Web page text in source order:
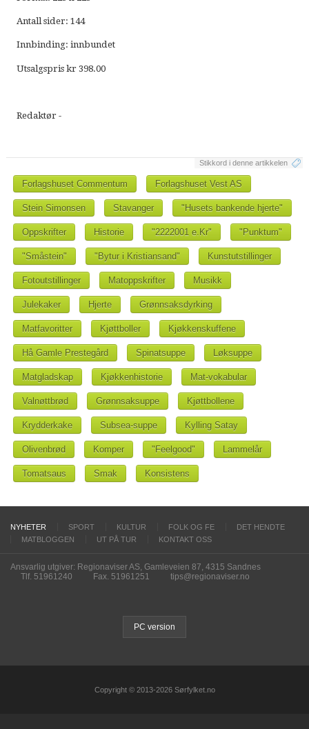
Antall sider: 144
Innbinding: innbundet
Utsalgspris kr 398.00
Redaktør -
Stikkord i denne artikkelen
Forlagshuset Commentum Forlagshuset Vest AS
Stein Simonsen Stavanger "Husets bankende hjerte"
Oppskrifter Historie "2222001 e.Kr" "Punktum"
"Småstein" "Bytur i Kristiansand" Kunstutstillinger
Fotoutstillinger Matoppskrifter Musikk
Julekaker Hjerte Grønnsaksdyrking
Matfavoritter Kjøttboller Kjøkkenskuffene
Hå Gamle Prestegård Spinatsuppe Løksuppe
Matgladskap Kjøkkenhistorie Mat-vokabular
Valnøttbrød Grønnsaksuppe Kjøttbollene
Krydderkake Subsea-suppe Kylling Satay
Olivenbrød Komper "Feelgood" Lammelår
Tomatsaus Smak Konsistens
NYHETER SPORT KULTUR FOLK OG FE
DET HENDTE
MATBLOGGEN
UT PÅ TUR KONTAKT OSS
Ansvarlig utgiver: Regionaviser AS, Gamleveien 87, 4315 Sandnes
Tlf. 51961240
Fax. 51961251 tips@regionaviser.no
PC version
Copyright © 2013-2026 Sørfylket.no